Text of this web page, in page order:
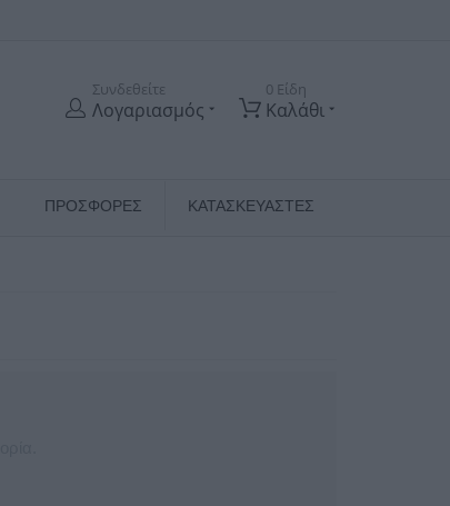
Συνδεθείτε
Λογαριασμός
0 Είδη
Καλάθι
ΠΡΟΣΦΟΡΕΣ ΚΑΤΑΣΚΕΥΑΣΤΈΣ